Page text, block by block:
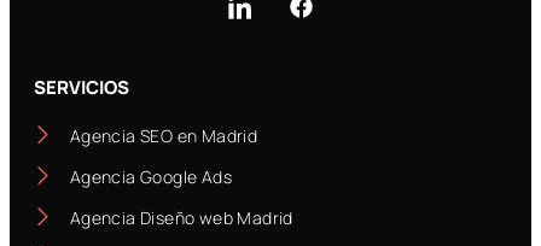
SERVICIOS
Agencia SEO en Madrid
Agencia Google Ads
Agencia Diseño web Madrid